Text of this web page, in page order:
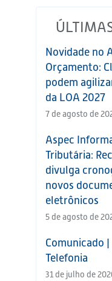
Novidade no
Orçamento:
podem
da LOA 2027
7 de agosto de
Aspec
Tributária:
divulga
novos
eletrônicos
5 de agosto de
Comunicado
Telefonia
31 de julho de